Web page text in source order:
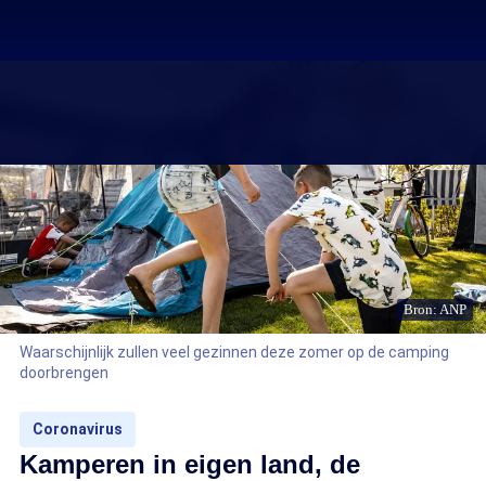
Bron: ANP
Waarschijnlijk zullen veel gezinnen deze zomer op de camping
doorbrengen
Coronavirus
Kamperen in eigen land, de